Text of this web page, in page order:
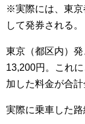
※実際には、東京
して発券される。
東京（都区内）
13,200円。これ
加した料金が合計
実際に乗車した路